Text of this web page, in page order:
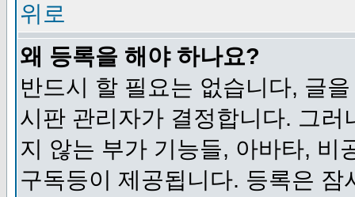
위로
왜 등록을 해야 하나요?
반드시 할 필요는 없습니다, 글
시판 관리자가 결정합니다. 그
지 않는 부가 기능들, 아바타, 비
구독등이 제공됩니다. 등록은